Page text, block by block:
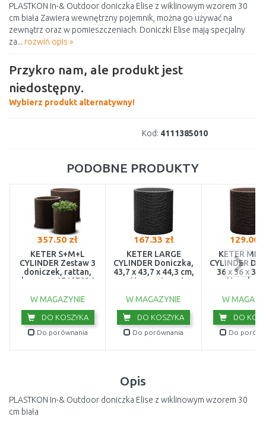
PLASTKON In-& Outdoor doniczka Elise z wiklinowym wzorem 30
cm biała Zawiera wewnętrzny pojemnik, można go używać na
zewnątrz oraz w pomieszczeniach. Doniczki Elise mają specjalny
za... rozwiń opis »
Przykro nam, ale produkt jest
niedostępny.
Wybierz produkt alternatywny!
Kod: 4111385010
PODOBNE PRODUKTY
357.50 zł
KETER S+M+L
CYLINDER Zestaw 3
doniczek, rattan,
brązowy 17197934
W MAGAZYNIE
DO KOSZYKA
Do porównania
167.33 zł
KETER LARGE
CYLINDER Doniczka,
43,7 x 43,7 x 44,3 cm,
rattan, antracyt
W MAGAZYNIE
DO KOSZYKA
Do porównania
129.00
KETER
CYLINDER
36 x 36 x
rattan,
W
DO
Do
Opis
PLASTKON In-& Outdoor doniczka Elise z wiklinowym wzorem 30
cm biała